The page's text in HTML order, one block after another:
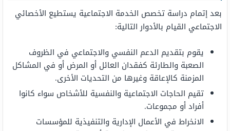
بعد إتمام دراسة تخصص الخدمة الاجتماعية يستطيع الأخصائي
الاجتماعي القيام بالأدوار التالية:
يقوم بتقديم الدعم النفسي والاجتماعي في الظروف
الصعبة والطارئة كفقدان العائل أو المرض أو في المشاكل
المزمنة كالإعاقة وغيرها من التحديات الأخرى.
تقيم الحاجات الاجتماعية والنفسية للأشخاص سواء كانوا
أفراد أو مجموعات.
الانخراط في الأعمال الإدارية والتنفيذية للمؤسسات